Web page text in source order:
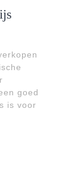
goed
is voor